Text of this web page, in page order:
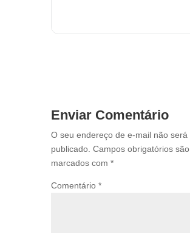
Enviar Comentário
O seu endereço de e-mail não será
publicado. Campos obrigatórios são
marcados com *
Comentário *